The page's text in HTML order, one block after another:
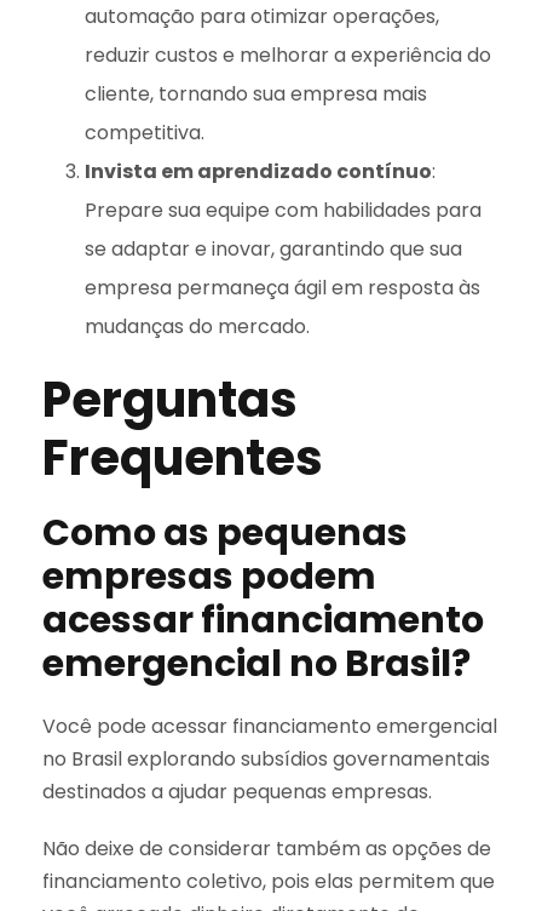
automação para otimizar operações,
reduzir custos e melhorar a experiência do
cliente, tornando sua empresa mais
competitiva.
Invista em aprendizado contínuo:
Prepare sua equipe com habilidades para
se adaptar e inovar, garantindo que sua
empresa permaneça ágil em resposta às
mudanças do mercado.
Perguntas
Frequentes
Como as pequenas
empresas podem
acessar financiamento
emergencial no Brasil?
Você pode acessar financiamento emergencial
no Brasil explorando subsídios governamentais
destinados a ajudar pequenas empresas.
Não deixe de considerar também as opções de
financiamento coletivo, pois elas permitem que